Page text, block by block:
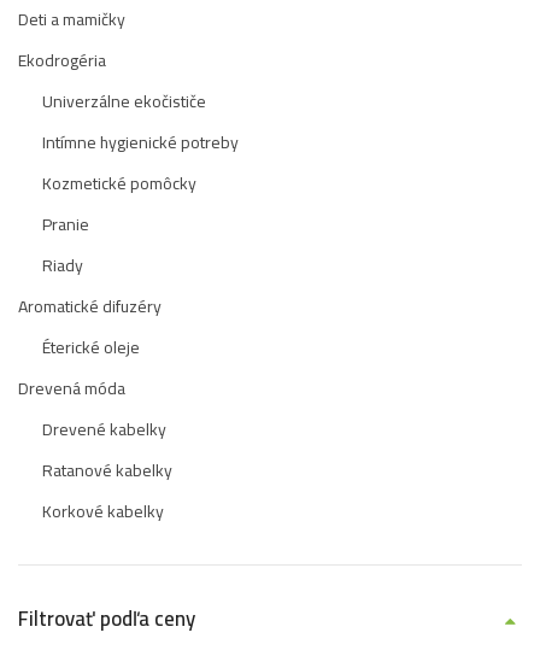
Deti a mamičky
Ekodrogéria
Univerzálne ekočističe
Intímne hygienické potreby
Kozmetické pomôcky
Pranie
Riady
Aromatické difuzéry
Éterické oleje
Drevená móda
Drevené kabelky
Ratanové kabelky
Korkové kabelky
Filtrovať podľa ceny